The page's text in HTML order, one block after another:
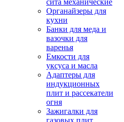
сита механические
Органайзеры для
кухни
Банки для меда и
вазочки для
варенья
Емкости для
уксуса и масла
Адаптеры для
индукционных
плит и рассекатели
огня
Зажигалки для
газовых плит